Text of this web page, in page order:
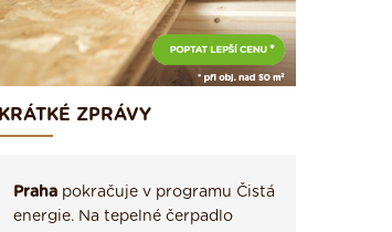
KRÁTKÉ ZPRÁVY
Praha pokračuje v programu Čistá
energie. Na tepelné čerpadlo